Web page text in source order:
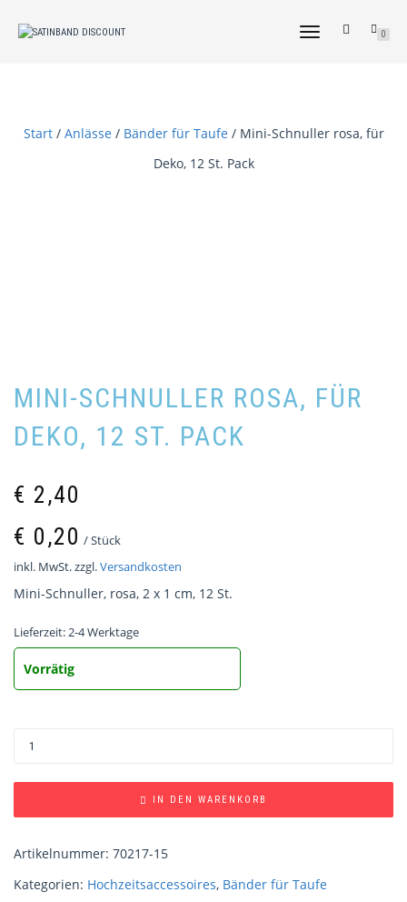
NAVIGATION
0
Start/ Anlässe/ Bänder für Taufe/ Mini-Schnuller rosa, für
Deko, 12 St. Pack
MINI-SCHNULLER ROSA, FÜR
DEKO, 12 ST. PACK
€ 2,40
€ 0,20 /Stück
inkl. MwSt.zzgl.Versandkosten
Mini-Schnuller, rosa, 2 x 1 cm, 12 St.
Lieferzeit:2-4 Werktage
Vorrätig
IN DEN WARENKORB
Artikelnummer: 70217-15
Kategorien: Hochzeitsaccessoires, Bänder für Taufe